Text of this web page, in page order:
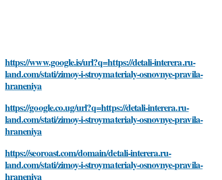
https://www.google.is/url?q=https://detali-interera.ru-
land.com/stati/zimoy-i-stroymaterialy-osnovnye-pravila-
hraneniya
https://google.co.ug/url?q=https://detali-interera.ru-
land.com/stati/zimoy-i-stroymaterialy-osnovnye-pravila-
hraneniya
https://seoroast.com/domain/detali-interera.ru-
land.com/stati/zimoy-i-stroymaterialy-osnovnye-pravila-
hraneniya